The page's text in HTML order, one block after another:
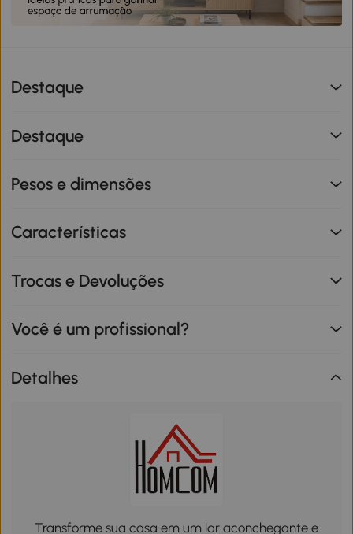
Destaque
Destaque
Pesos e dimensões
Características
Trocas e Devoluções
Você é um profissional?
Detalhes
Transforme sua casa em um lar aconchegante e